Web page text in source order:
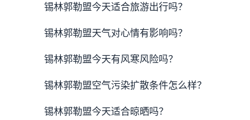
锡林郭勒盟今天适合旅游出行吗？
锡林郭勒盟天气对心情有影响吗？
锡林郭勒盟今天有风寒风险吗？
锡林郭勒盟空气污染扩散条件怎么样？
锡林郭勒盟今天适合晾晒吗？